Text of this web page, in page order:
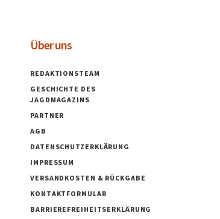
Über uns
REDAKTIONSTEAM
GESCHICHTE DES
JAGDMAGAZINS
PARTNER
AGB
DATENSCHUTZERKLÄRUNG
IMPRESSUM
VERSANDKOSTEN & RÜCKGABE
KONTAKTFORMULAR
BARRIEREFREIHEITSERKLÄRUNG